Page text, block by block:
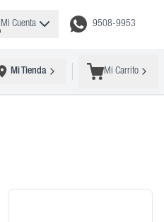
Mi Cuenta 9508-9953
Mi Tienda Mi Carrito